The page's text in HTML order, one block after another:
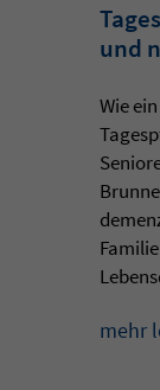
und
Wie
mehr